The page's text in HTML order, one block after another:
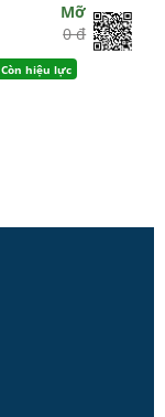
Mỡ
0 đ
Còn hiệu lực